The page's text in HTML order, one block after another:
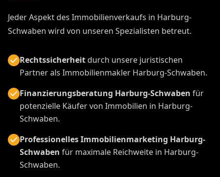
Jeder Aspekt des Immobilienverkaufs in Harburg-
Schwaben wird von unseren Spezialisten betreut.
Rechtssicherheitdurch unsere juristischen
Partner als Immobilienmakler Harburg-Schwaben.
Finanzierungsberatung Harburg-Schwaben für
potenzielle Käufer von Immobilien in Harburg-
Schwaben.
Professionelles Immobilienmarketing Harburg-
Schwaben für maximale Reichweite in Harburg-
Schwaben.